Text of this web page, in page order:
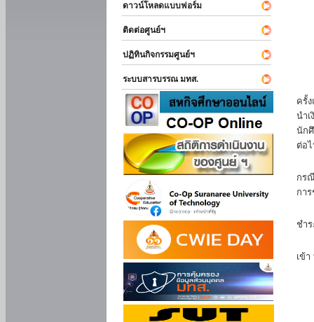
ดาวน์โหลดแบบฟอร์ม
ติดต่อศูนย์ฯ
ปฏิทินกิจกรรมศูนย์ฯ
ระบบสารบรรณ มทส.
ครั้
นำ
นัก
ต่อ
กร
กา
ชำ
เข้